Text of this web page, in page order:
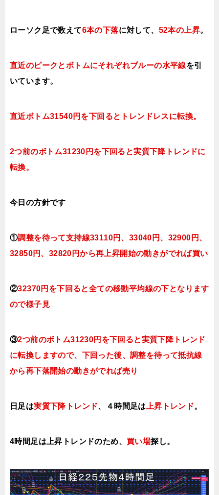
ローソク足で数えて6本の下落に対して、 52本の上昇。
直近のピークとボトムにそれぞれブルーの水平線を引
いています。
直近ボトム31540円を下回るとトレンドレスに転換。
2つ前のボトム31230円を下回ると実質下降トレンドに
転換。
今日 の方針です
①調整を待って支持線33110円、33040円、32900円、
32850円、32820円から再上昇開始の動きがでれば買い
②32370円を下回ると全ての移動平均線の下となります
ので様子見
③2つ前のボトム31230円を下回ると実質下降トレンド
に転換しますので、下回った後、調整を待って抵抗線
から再下落開始の動きがでれば売り
日足は実質下降トレンド、４時間足は 上昇トレンド。
4時間足は上昇トレンドのため、 買い場探し。